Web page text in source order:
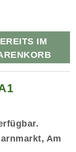
IM
Am